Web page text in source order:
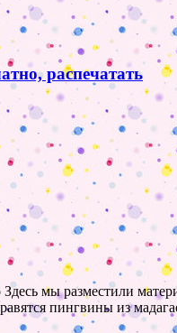
распечатать
мы разместили
пингвины из